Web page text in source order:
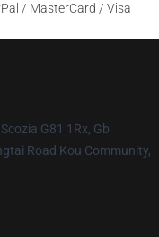
/ MasterCard / Visa
G81 1Rx, Gb
Road Kou Community,